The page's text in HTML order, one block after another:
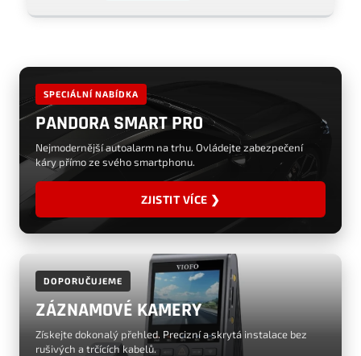
SPECIÁLNÍ NABÍDKA
PANDORA SMART PRO
Nejmodernější autoalarm na trhu. Ovládejte zabezpečení
káry přímo ze svého smartphonu.
ZJISTIT VÍCE ❯
DOPORUČUJEME
ZÁZNAMOVÉ KAMERY
Získejte dokonalý přehled. Precizní a skrytá instalace bez
rušivých a trčících kabelů.